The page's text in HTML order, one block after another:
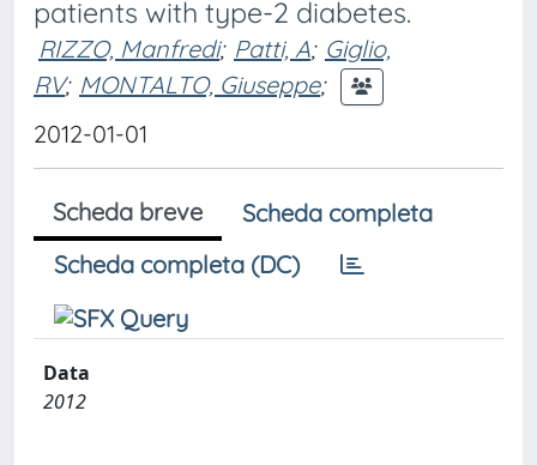
patients with type-2 diabetes.
RIZZO, Manfredi; Patti, A; Giglio,
RV; MONTALTO, Giuseppe;
2012-01-01
Scheda breve
Scheda completa
Scheda completa (DC)
Data
2012